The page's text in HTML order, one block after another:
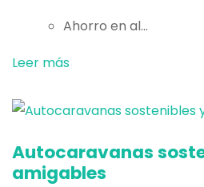
Ahorro en al...
Leer más
Autocaravanas
amigables